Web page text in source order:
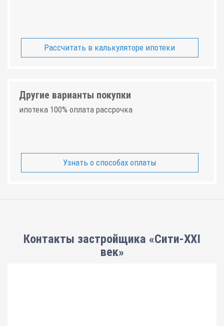
Рассчитать в калькуляторе ипотеки
Другие варианты покупки
ипотека 100% оплата рассрочка
Узнать о способах оплаты
Контакты застройщика «Сити-XXI
век»